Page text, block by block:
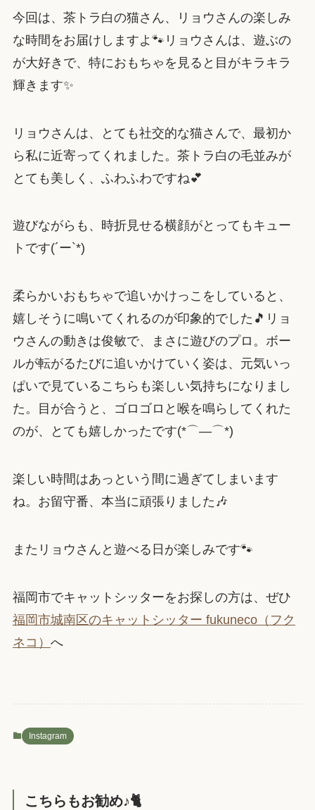
今回は、茶トラ白の猫さん、リョウさんの楽しみ
な時間をお届けしますよ🐾リョウさんは、遊ぶの
が大好きで、特におもちゃを見ると目がキラキラ
輝きます✨
リョウさんは、とても社交的な猫さんで、最初か
ら私に近寄ってくれました。茶トラ白の毛並みが
とても美しく、ふわふわですね💕
遊びながらも、時折見せる横顔がとってもキュー
トです(´ー`*)
柔らかいおもちゃで追いかけっこをしていると、
嬉しそうに鳴いてくれるのが印象的でした🎵リョ
ウさんの動きは俊敏で、まさに遊びのプロ。ボー
ルが転がるたびに追いかけていく姿は、元気いっ
ぱいで見ているこちらも楽しい気持ちになりまし
た。目が合うと、ゴロゴロと喉を鳴らしてくれた
のが、とても嬉しかったです(*⌒―⌒*)
楽しい時間はあっという間に過ぎてしまいます
ね。お留守番、本当に頑張りました🎶
またリョウさんと遊べる日が楽しみです🐾
福岡市でキャットシッターをお探しの方は、ぜひ
福岡市城南区のキャットシッター fukuneco（フク
ネコ） へ
Instagram
こちらもお勧め♪🐈️